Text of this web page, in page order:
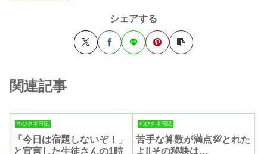
シェアする
関連記事
のびタネ日記
「今日は宿題しないぞ！」
と宣言した生徒さんの1時
のびタネ日記
苦手な算数が満点💯とれた
よ‼️その秘訣は…